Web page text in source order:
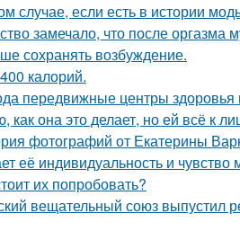
случае, если есть в истории
замечало, что после оргазма
сохранять возбуждение.
калорий.
передвижные центры
как она это делает, но ей всё к
фотографий от Екатерины
её индивидуальность и чувство
их попробовать?
вещательный союз выпустил